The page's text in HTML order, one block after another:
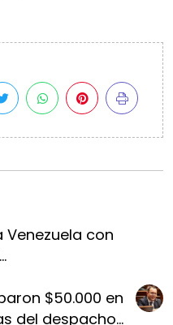
con
$50.000 en
del despacho...